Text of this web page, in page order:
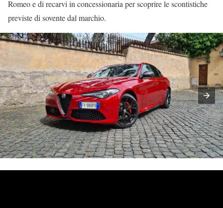
Romeo e di recarvi in concessionaria per scoprire le scontistiche
previste di sovente dal marchio.